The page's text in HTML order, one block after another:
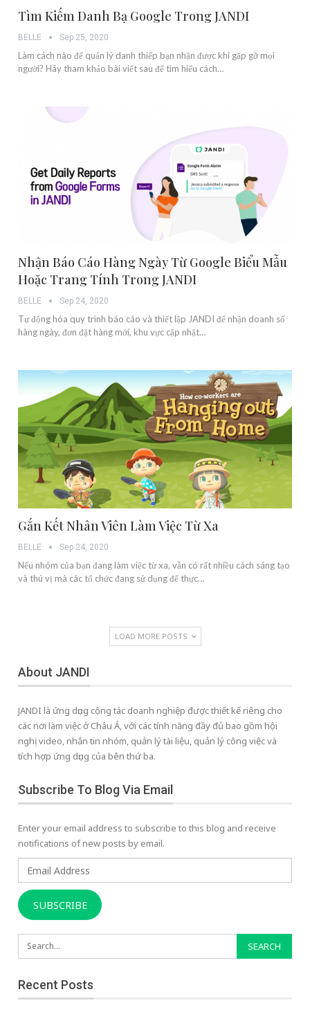
Tìm Kiếm Danh Bạ Google Trong JANDI
BELLE Sep 25, 2020
Làm cách nào để quản lý danh thiếp bạn nhận được khi gặp gỡ mọi
người? Hãy tham khảo bài viết sau để tìm hiểu cách…
Nhận Báo Cáo Hàng Ngày Từ Google Biểu Mẫu
Hoặc Trang Tính Trong JANDI
BELLE Sep 24, 2020
Tự động hóa quy trình báo cáo và thiết lập JANDI để nhận doanh số
hàng ngày, đơn đặt hàng mới, khu vực cập nhật…
Gắn Kết Nhân Viên Làm Việc Từ Xa
BELLE Sep 24, 2020
Nếu nhóm của bạn đang làm việc từ xa, vẫn có rất nhiều cách sáng tạo
và thú vị mà các tổ chức đang sử dụng để thực…
LOAD MORE POSTS
About JANDI
JANDI là ứng dụng cộng tác doanh nghiệp được thiết kế riêng cho
các nơi làm việc ở Châu Á, với các tính năng đầy đủ bao gồm hội
nghị video, nhắn tin nhóm, quản lý tài liệu, quản lý công việc và
tích hợp ứng dụng của bên thứ ba.
Subscribe To Blog Via Email
Enter your email address to subscribe to this blog and receive
notifications of new posts by email.
Email
Address
SUBSCRIBE
Recent Posts